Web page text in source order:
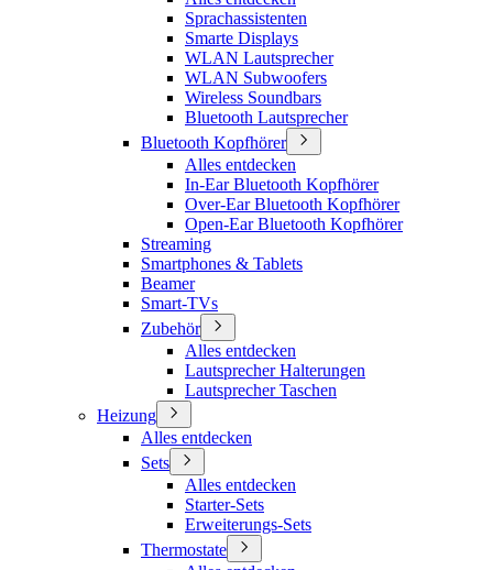
Sprachassistenten
Smarte Displays
WLAN Lautsprecher
WLAN Subwoofers
Wireless Soundbars
Bluetooth Lautsprecher
Bluetooth Kopfhörer
Alles entdecken
In-Ear Bluetooth Kopfhörer
Over-Ear Bluetooth Kopfhörer
Open-Ear Bluetooth Kopfhörer
Streaming
Smartphones & Tablets
Beamer
Smart-TVs
Zubehör
Alles entdecken
Lautsprecher Halterungen
Lautsprecher Taschen
Heizung
Alles entdecken
Sets
Alles entdecken
Starter-Sets
Erweiterungs-Sets
Thermostate